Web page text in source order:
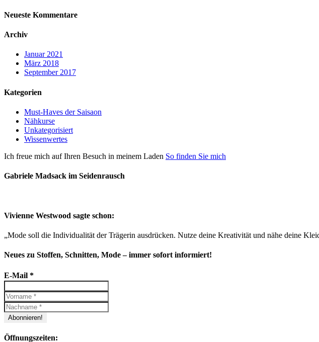
Neueste Kommentare
Archiv
Januar 2021
März 2018
September 2017
Kategorien
Must-Haves der Saisaon
Nähkurse
Unkategorisiert
Wissenwertes
Ich freue mich auf Ihren Besuch in meinem Laden So finden Sie mich
Gabriele Madsack im Seidenrausch
Vivienne Westwood sagte schon:
„Mode soll die Individualität der Trägerin ausdrücken. Nutze deine Kreativität und nähe deine
Neues zu Stoffen, Schnitten, Mode – immer sofort informiert!
E-Mail *
Öffnungszeiten: